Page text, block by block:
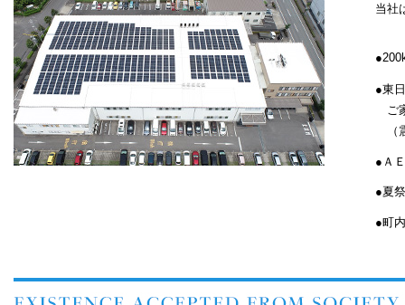
当社
●東
ご
●Ａ
●夏
●町